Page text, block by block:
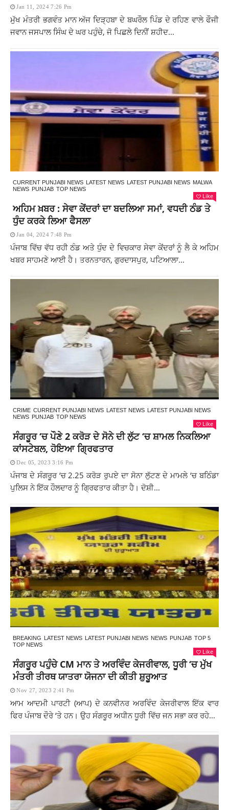
Jan 11, 2024 7:26 Pm
ਮੁੱਖ ਮੰਤਰੀ ਭਗਵੰਤ ਮਾਨ ਅੱਜ ਦਿੜ੍ਹਬਾ ਦੇ ਬਘਰੌਲ ਪਿੰਡ ਦੇ ਰਹਿਣ ਵਾਲੇ ਫੌਜੀ
ਜਵਾਨ ਜਸਪਾਲ ਸਿੰਘ ਦੇ ਘਰ ਪਹੁੰਚੇ, ਜੋ ਪਿਛਲੇ ਦਿਨੀਂ ਸ਼ਹੀਦ...
CURRENT PUNJABI NEWS LATEST NEWS LATEST PUNJABI NEWS MALWA
NEWS PUNJAB TOP NEWS
Like
ਅਹਿਮ ਖ਼ਬਰ : ਸੇਵਾ ਕੇਂਦਰਾਂ ਦਾ ਬਦਲਿਆ ਸਮਾਂ, ਵਧਦੀ ਠੰਡ ਤੇ
ਧੁੰਦ ਕਰਕੇ ਲਿਆ ਫੈਸਲਾ
Jan 04, 2024 7:48 Pm
ਪੰਜਾਬ ਵਿੱਚ ਵੱਧ ਰਹੀ ਠੰਡ ਅਤੇ ਧੁੰਦ ਦੇ ਵਿਚਕਾਰ ਸੇਵਾ ਕੇਂਦਰਾਂ ਨੂੰ ਲੈ ਕੇ ਅਹਿਮ
ਖਬਰ ਸਾਹਮਣੇ ਆਈ ਹੈ। ਤਰਨਤਾਰਨ, ਗੁਰਦਾਸਪੁਰ, ਪਟਿਆਲਾ...
CRIME CURRENT PUNJABI NEWS LATEST NEWS LATEST PUNJABI NEWS
NEWS PUNJAB TOP NEWS
Like
ਸੰਗਰੂਰ ‘ਚ ਪੌਣੇ 2 ਕਰੋੜ ਦੇ ਸੋਨੇ ਦੀ ਲੁੱਟ ‘ਚ ਸ਼ਾਮਲ ਨਿਕਲਿਆ
ਕਾਂਸਟੇਬਲ, ਹੋਇਆ ਗ੍ਰਿਫਤਾਰ
Dec 05, 2023 3:16 Pm
ਪੰਜਾਬ ਦੇ ਸੰਗਰੂਰ ‘ਚ 2.25 ਕਰੋੜ ਰੁਪਏ ਦਾ ਸੋਨਾ ਲੁੱਟਣ ਦੇ ਮਾਮਲੇ ‘ਚ ਬਠਿੰਡਾ
ਪੁਲਿਸ ਨੇ ਇੱਕ ਹੌਲਦਾਰ ਨੂੰ ਗ੍ਰਿਫਤਾਰ ਕੀਤਾ ਹੈ। ਦੋਸ਼ੀ...
BREAKING LATEST NEWS LATEST PUNJABI NEWS NEWS PUNJAB TOP 5
TOP NEWS
Like
ਸੰਗਰੂਰ ਪਹੁੰਚੇ CM ਮਾਨ ਤੇ ਅਰਵਿੰਦ ਕੇਜਰੀਵਾਲ, ਧੂਰੀ ‘ਚ ਮੁੱਖ
ਮੰਤਰੀ ਤੀਰਥ ਯਾਤਰਾ ਯੋਜਨਾ ਦੀ ਕੀਤੀ ਸ਼ੁਰੂਆਤ
Nov 27, 2023 2:41 Pm
ਆਮ ਆਦਮੀ ਪਾਰਟੀ (ਆਪ) ਦੇ ਕਨਵੀਨਰ ਅਰਵਿੰਦ ਕੇਜਰੀਵਾਲ ਇੱਕ ਵਾਰ
ਫਿਰ ਪੰਜਾਬ ਦੌਰੇ ‘ਤੇ ਹਨ। ਉਹ ਸੰਗਰੂਰ ਅਧੀਨ ਧੂਰੀ ਵਿੱਚ ਜਨ ਸਭਾ ਕਰ ਰਹੇ...